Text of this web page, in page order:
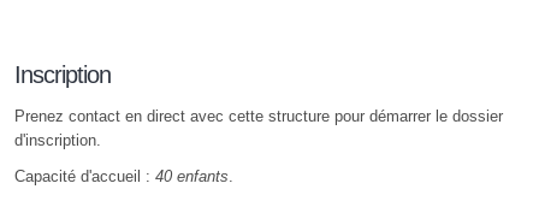
Inscription
Prenez contact en direct avec cette structure pour démarrer le dossier
d'inscription.
Capacité d'accueil : 40 enfants.